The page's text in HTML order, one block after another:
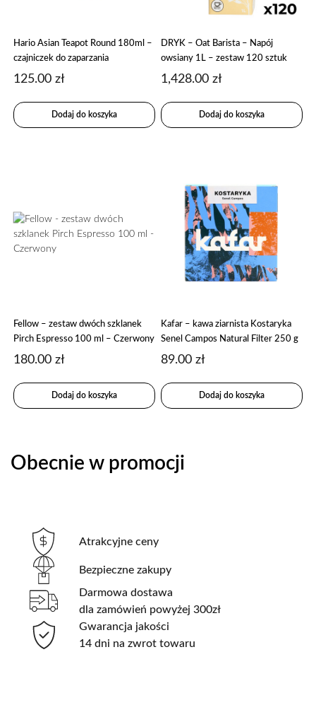
Hario Asian Teapot Round 180ml –
czajniczek do zaparzania
125.00zł
Dodaj do koszyka
DRYK – Oat Barista – Napój
owsiany 1L – zestaw 120 sztuk
1,428.00zł
Dodaj do koszyka
Fellow – zestaw dwóch szklanek
Pirch Espresso 100 ml – Czerwony
180.00zł
Dodaj do koszyka
Kafar – kawa ziarnista Kostaryka
Senel Campos Natural Filter 250 g
89.00zł
Dodaj do koszyka
Obecnie w promocji
Atrakcyjne ceny
Bezpieczne zakupy
Darmowa dostawa
dla zamówień powyżej 300zł
Gwarancja jakości
14 dni na zwrot towaru